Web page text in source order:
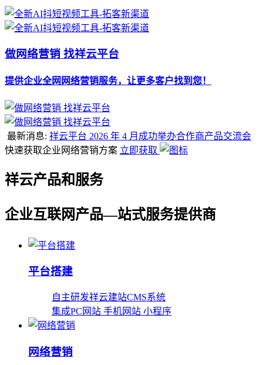
做网络营销 找祥云平台
提供企业全网网络营销服务，让更多客户找到您！
最新消息: 祥云平台 2026 年 4 月成功举办合作商产品交流会
快速获取企业网络营销方案 立即获取
祥云产品和服务
企业互联网产品—站式服务提供商
平台搭建
自主研发祥云建站CMS系统
集成PC网站 手机网站 小程序
网络营销